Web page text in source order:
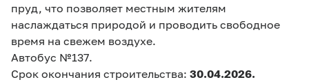
пруд, что позволяет местным жителям
наслаждаться природой и проводить свободное
время на свежем воздухе.
Автобус №137.
Срок окончания строительства: 30.04.2026.